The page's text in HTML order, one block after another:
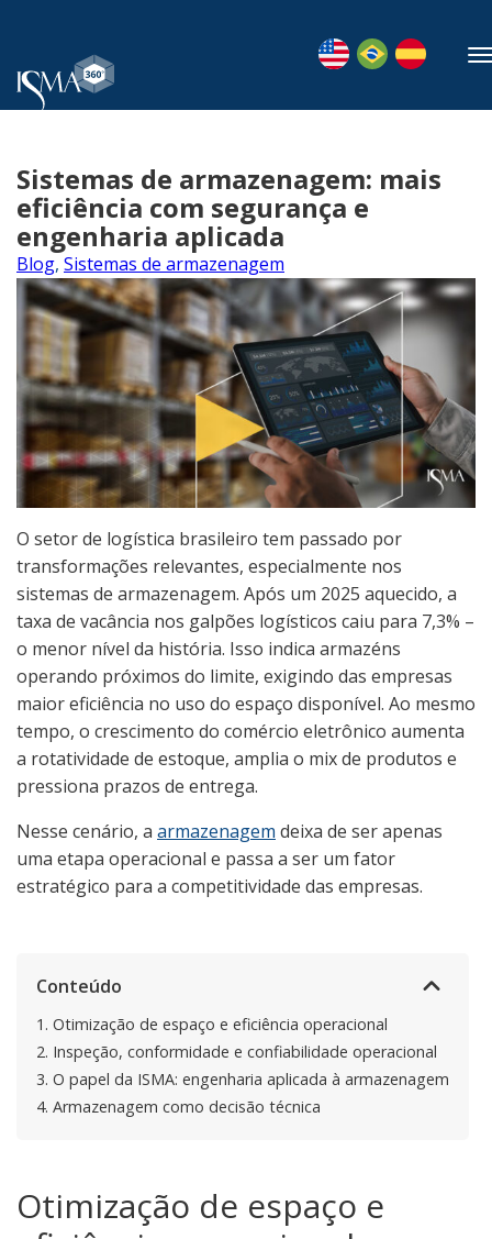
Sistemas de armazenagem: mais
eficiência com segurança e
engenharia aplicada
Blog, Sistemas de armazenagem
O setor de logística brasileiro tem passado por
transformações relevantes, especialmente nos
sistemas de armazenagem. Após um 2025 aquecido, a
taxa de vacância nos galpões logísticos caiu para 7,3% –
o menor nível da história. Isso indica armazéns
operando próximos do limite, exigindo das empresas
maior eficiência no uso do espaço disponível. Ao mesmo
tempo, o crescimento do comércio eletrônico aumenta
a rotatividade de estoque, amplia o mix de produtos e
pressiona prazos de entrega.
Nesse cenário, a armazenagem deixa de ser apenas
uma etapa operacional e passa a ser um fator
estratégico para a competitividade das empresas.
Conteúdo
1. Otimização de espaço e eficiência operacional
2. Inspeção, conformidade e confiabilidade operacional
3. O papel da ISMA: engenharia aplicada à armazenagem
4. Armazenagem como decisão técnica
Otimização de espaço e